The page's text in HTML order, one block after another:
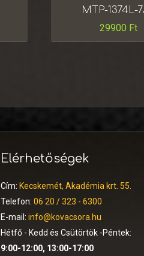
MTP-1374L-
29900 Ft
Elérhetőségek
Cím: Kecskemét, Akadémia krt. 55.
Telefon: 06 20 / 323 - 6300
E-mail: info@kovacsora.hu
Hétfő - Kedd és Csütörtök -Péntek:
9:00-12:00, 13:00-17:00